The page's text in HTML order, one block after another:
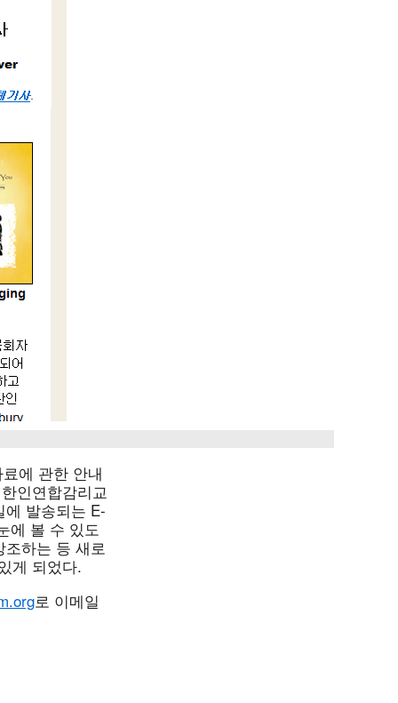
에 관한 안내
인연합감리교
발송되는 E-
에 볼 수 있도
하는 등 새로
게 되었다.
로 이메일